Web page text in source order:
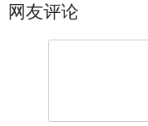
网友评论